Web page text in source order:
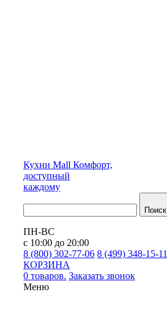
Кухни Mall Комфорт,
доступный
каждому
Поиск
ПН-ВС
с 10:00 до 20:00
8 (800) 302-77-06 8 (499) 348-15-11
КОРЗИНА
0 товаров. Заказать звонок
Меню